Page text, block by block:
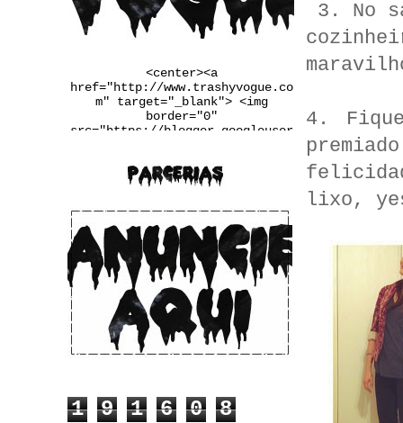
3. No
4.
lixo,
<center><a
href="http://www.trashyvogue.co
m" target="_blank"> <img
border="0"
src="https://blogger.googleuser
u3wSj4vLaL0MiWcMlkIIq9N34UaFq6Q
2PRlYxiF4jDxtfiTugVHzJnj1Ba6pxQ
__FSINM8VGJk_Qmcvbc6_ws4rbqoBF5
QX4QiDxgIn65NudFdVd2BUwJbJw/w25
0-h167-no/banner.jpg" /></a>
</center>
1 9 1 6 0
8